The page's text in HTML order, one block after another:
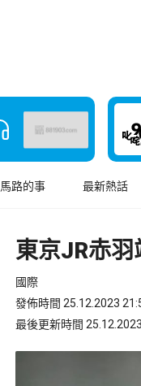
馬路的事 最新熱話
東京JR赤
國際
發佈時間 25.12.2023
最後更新時間